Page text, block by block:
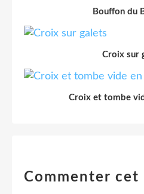
Bouffon du
Croix sur
Croix et tombe
Commenter